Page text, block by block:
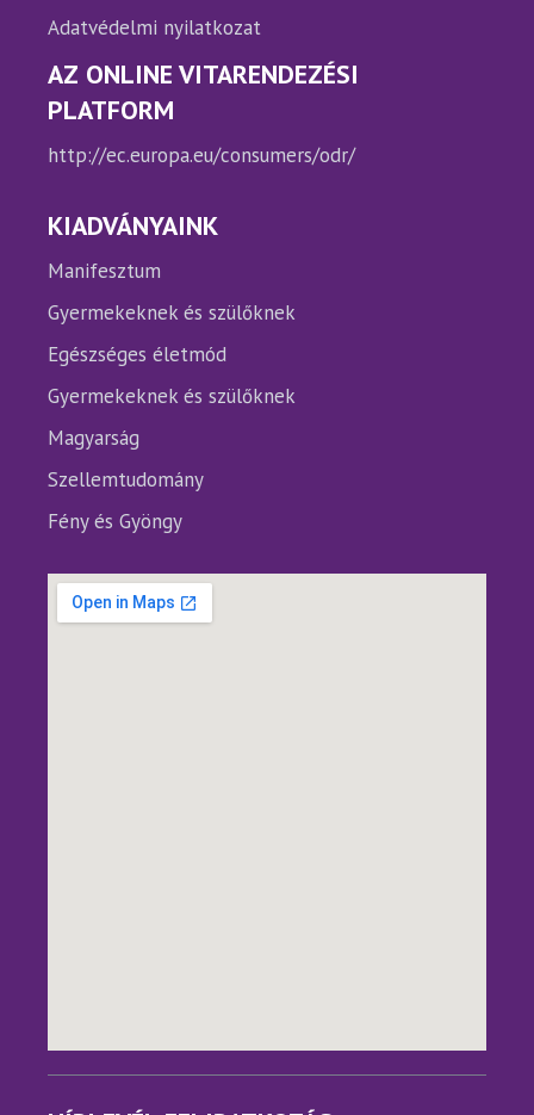
Adatvédelmi nyilatkozat
AZ ONLINE VITARENDEZÉSI
PLATFORM
http://ec.europa.eu/consumers/odr/
KIADVÁNYAINK
Manifesztum
Gyermekeknek és szülőknek
Egészséges életmód
Gyermekeknek és szülőknek
Magyarság
Szellemtudomány
Fény és Gyöngy